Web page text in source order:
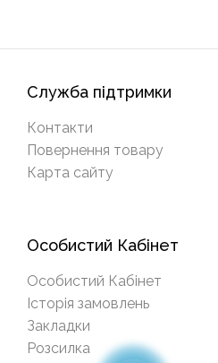
Служба підтримки
Контакти
Повернення товару
Карта сайту
Особистий Кабінет
Особистий Кабінет
Історія замовлень
Закладки
Розсилка